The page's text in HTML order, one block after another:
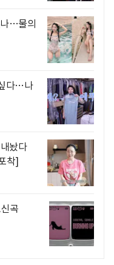
…물의
다…나
놨다
착]
곡